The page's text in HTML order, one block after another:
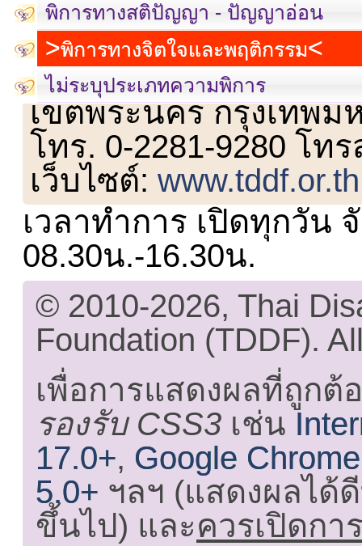
พิการทางสติปัญญา - ปัญญาอ่อน
พิการทางจิตใจและพฤติกรรม
ไม่ระบุประเภทความพิการ
เลขที่ 23 ชั้น 2 ถนนวิ
เขตพระนคร กรุงเทพม
โทร. 0-2281-9280 โท
เว็บไซต์:www.tddf.or.th
เวลาทำการ เปิดทุกวัน
08.30น.-16.30น.
© 2010-2026, Thai
Foundation (TDDF).
เพื่อการแสดงผลที่ถูกต้
รองรับ CSS3 เช่น
17.0+, Google
5.0+ ฯลฯ (แสดงผลได้
ขึ้นไป) และควรเปิดกา